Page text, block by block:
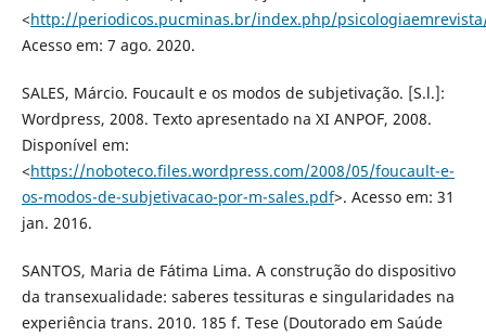
<http://periodicos.pucminas.br/index.php/
Acesso em: 7 ago. 2020.
SALES, Márcio. Foucault e os modos de subjetivação. [S.l.]:
Wordpress, 2008. Texto apresentado na XI ANPOF, 2008.
Disponível em:
<https://noboteco.files.wordpress.com/2008/05/foucault-e-
os-modos-de-subjetivacao-por-m-sales.pdf>. Acesso em: 31
jan. 2016.
SANTOS, Maria de Fátima Lima. A construção do dispositivo
da transexualidade: saberes tessituras e singularidades na
experiência trans. 2010. 185 f. Tese (Doutorado em Saúde